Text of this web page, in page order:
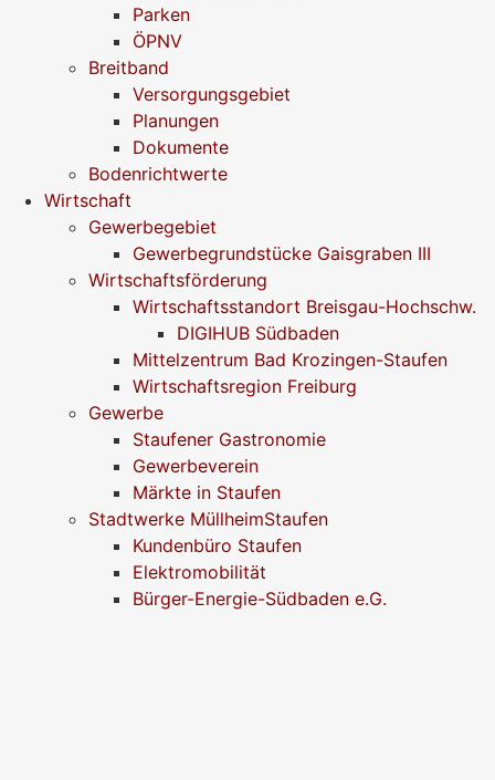
Parken
ÖPNV
Breitband
Versorgungsgebiet
Planungen
Dokumente
Bodenrichtwerte
Wirtschaft
Gewerbegebiet
Gewerbegrundstücke Gaisgraben III
Wirtschaftsförderung
Wirtschaftsstandort Breisgau-Hochschw.
DIGIHUB Südbaden
Mittelzentrum Bad Krozingen-Staufen
Wirtschaftsregion Freiburg
Gewerbe
Staufener Gastronomie
Gewerbeverein
Märkte in Staufen
Stadtwerke MüllheimStaufen
Kundenbüro Staufen
Elektromobilität
Bürger-Energie-Südbaden e.G.